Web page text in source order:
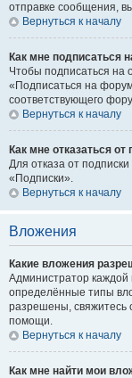
отправке сообщения,
Вернуться к началу
Как мне подписаться
Чтобы подписаться на
«Подписаться на
соответствующего
Вернуться к началу
Как мне отказаться от
Для отказа от
«Подписки».
Вернуться к началу
Вложения
Какие вложения
Администратор
определённые типы
разрешены, свяжитесь
помощи.
Вернуться к началу
Как мне найти мои